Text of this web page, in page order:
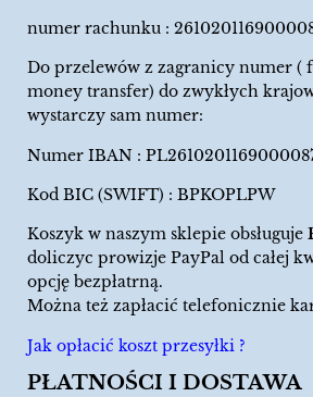
numer rachunku :
Do przelewów z zagranicy numer
money transfer) do zwykłych
wystarczy sam numer:
Numer IBAN :
Kod BIC (SWIFT) : BPKOPLPW
Koszyk w naszym sklepie obsługuje
doliczyc prowizje PayPal od całej
opcję bezpłatrną.
Można też zapłacić telefonicznie
Jak opłacić koszt przesyłki ?
PŁATNOŚCI I DOSTAWA